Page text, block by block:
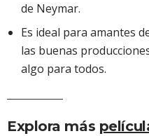
de Neymar.
Es ideal para amantes
las buenas
algo para todos.
Explora más